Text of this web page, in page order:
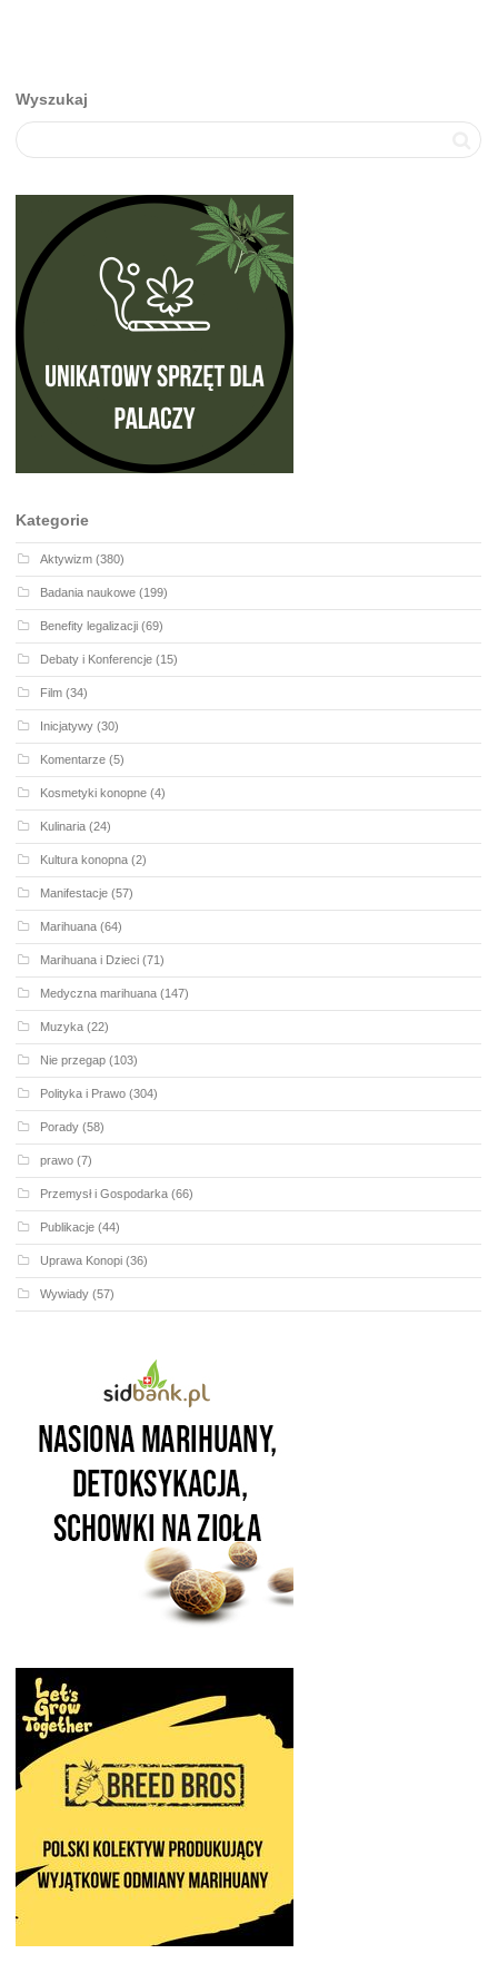
Wyszukaj
Kategorie
Aktywizm (380)
Badania naukowe (199)
Benefity legalizacji (69)
Debaty i Konferencje (15)
Film (34)
Inicjatywy (30)
Komentarze (5)
Kosmetyki konopne (4)
Kulinaria (24)
Kultura konopna (2)
Manifestacje (57)
Marihuana (64)
Marihuana i Dzieci (71)
Medyczna marihuana (147)
Muzyka (22)
Nie przegap (103)
Polityka i Prawo (304)
Porady (58)
prawo (7)
Przemysł i Gospodarka (66)
Publikacje (44)
Uprawa Konopi (36)
Wywiady (57)